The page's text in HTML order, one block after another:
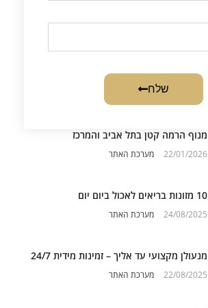
שלח
מנוף הרמה קטן בתל אביב והמרכז
22/01/2026 מערכת האתר
10 מזונות בריאים לאכול ביום יום
24/08/2025 מערכת האתר
מנעולן מקצועי עד אליך – זמינות מידית 24/7
22/08/2025 מערכת האתר